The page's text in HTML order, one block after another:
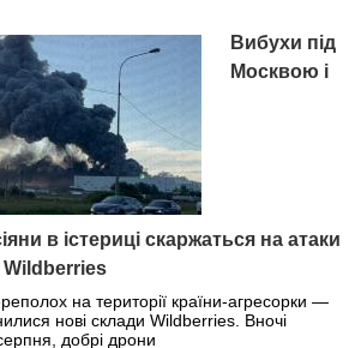
Вибухи під
Москвою і
в істериці скаржаться на атаки
Wildberries
на території країни-агресорки —
нові склади Wildberries. Вночі
добрі дрони